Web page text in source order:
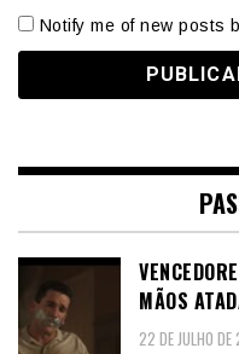
Notify me of new posts
MÃOS
22 DE JULHO